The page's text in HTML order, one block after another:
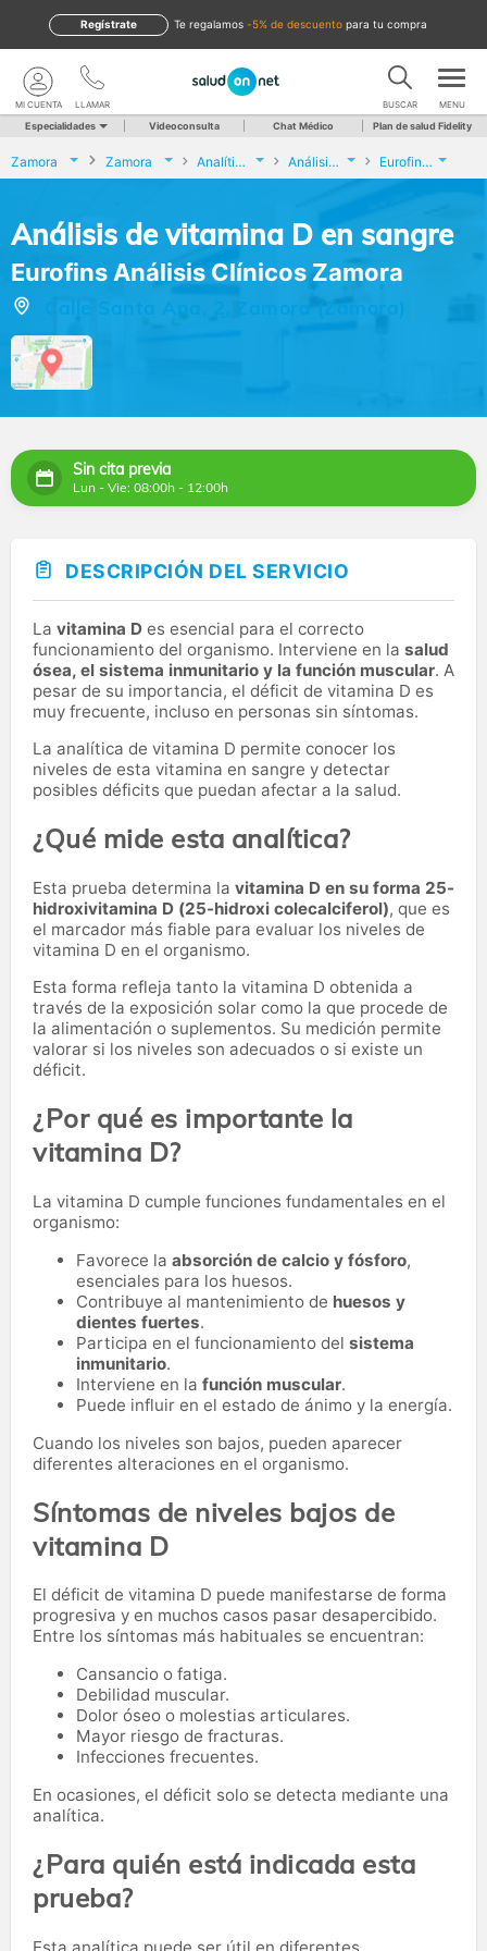
te regalamos -5% de descuento para tu compra
Regístrate
LLAMAR
MI CUENTA BUSCAR MENU
Especialidades Videoconsulta Chat Médico Plan de salud Fidelity
Zamora Zamora Analíticas y Genética Análisis de vitamina D en sangre Eurofins Análisis Clínicos Zamora
Análisis de vitamina D en sangre
Eurofins Análisis Clínicos Zamora
Calle Santa Ana, 2, Zamora (Zamora)
Sin cita previa
Lun - Vie: 08:00h - 12:00h
DESCRIPCIÓN DEL SERVICIO
La vitamina D es esencial para el correcto
funcionamiento del organismo. Interviene en la salud
ósea, el sistema inmunitario y la función muscular. A
pesar de su importancia, el déficit de vitamina D es
muy frecuente, incluso en personas sin síntomas.
La analítica de vitamina D permite conocer los
niveles de esta vitamina en sangre y detectar
posibles déficits que puedan afectar a la salud.
¿Qué mide esta analítica?
Esta prueba determina la vitamina D en su forma 25-
hidroxivitamina D (25-hidroxi colecalciferol), que es
el marcador más fiable para evaluar los niveles de
vitamina D en el organismo.
Esta forma refleja tanto la vitamina D obtenida a
través de la exposición solar como la que procede de
la alimentación o suplementos. Su medición permite
valorar si los niveles son adecuados o si existe un
déficit.
¿Por qué es importante la
vitamina D?
La vitamina D cumple funciones fundamentales en el
organismo:
Favorece la absorción de calcio y fósforo,
esenciales para los huesos.
Contribuye al mantenimiento de huesos y
dientes fuertes.
Participa en el funcionamiento del sistema
inmunitario.
Interviene en la función muscular.
Puede influir en el estado de ánimo y la energía.
Cuando los niveles son bajos, pueden aparecer
diferentes alteraciones en el organismo.
Síntomas de niveles bajos de
vitamina D
El déficit de vitamina D puede manifestarse de forma
progresiva y en muchos casos pasar desapercibido.
Entre los síntomas más habituales se encuentran:
Cansancio o fatiga.
Debilidad muscular.
Dolor óseo o molestias articulares.
Mayor riesgo de fracturas.
Infecciones frecuentes.
En ocasiones, el déficit solo se detecta mediante una
analítica.
¿Para quién está indicada esta
prueba?